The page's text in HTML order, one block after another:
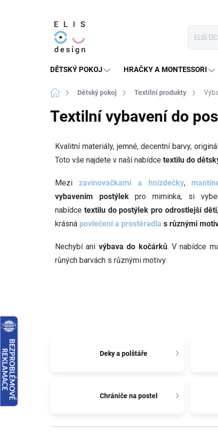
DĚTSKÝ POKOJ HRAČKY A MONTESSORI
Domů Dětský pokoj Textilní produkty
Textilní vybavení do
Kvalitní materiály, jemné, decentní barvy,
Toto vše najdete v naší nabídce textilu do
Mezi zavinovačkami a hnízdečky,
vybavením postýlekpro miminka, si
nabídce textilu do postýlek pro odrostlejší děti
krásná povlečení a prostěradla s různými
Nechybí ani výbava do kočárků. V nabídce
růných barvách s různými motivy.
Deky a polštáře
Chrániče na postel